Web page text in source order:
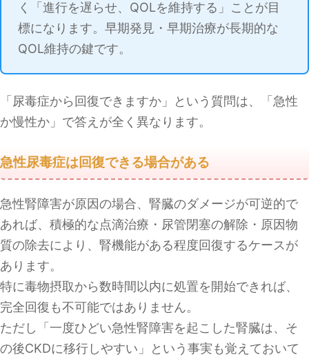
く「進行を遅らせ、QOLを維持する」ことが目
標になります。早期発見・早期治療が長期的な
QOL維持の鍵です。
「尿毒症から回復できますか」という質問は、「急性
か慢性か」で答えが全く異なります。
急性尿毒症は回復できる場合がある
急性腎障害が原因の場合、腎臓のダメージが可逆的で
あれば、積極的な点滴治療・尿管閉塞の解除・原因物
質の除去により、腎機能がある程度回復するケースが
あります。
特に毒物摂取から数時間以内に処置を開始できれば、
完全回復も不可能ではありません。
ただし「一度ひどい急性腎障害を起こした腎臓は、そ
の後CKDに移行しやすい」という事実も覚えておいて